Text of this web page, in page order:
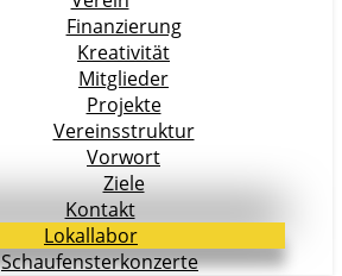
Finanzierung
Kreativität
Mitglieder
Projekte
Vereinsstruktur
Vorwort
Ziele
Kontakt
Lokallabor
Schaufensterkonzerte